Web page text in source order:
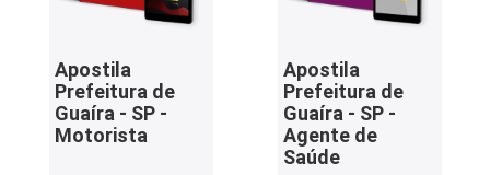
Apostila
Prefeitura de
Guaíra - SP -
Motorista
Apostila
Prefeitura de
Guaíra - SP -
Agente de
Saúde